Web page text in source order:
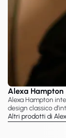
Alexa Hampton
Alexa Hampton
design classico
chiarezza decorativa. VC Gallery propone una
lampade Alexa
Altri prodotti di